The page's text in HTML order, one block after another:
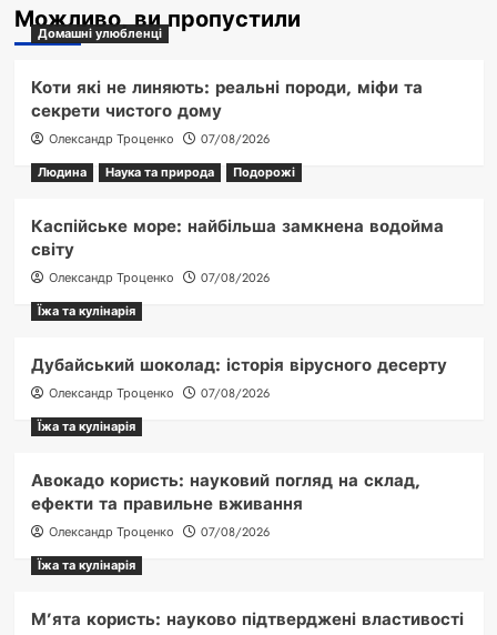
Можливо, ви пропустили
Домашні улюбленці
Коти які не линяють: реальні породи, міфи та
секрети чистого дому
Олександр Троценко
07/08/2026
Людина
Наука та природа Подорожі
Каспійське море: найбільша замкнена водойма
світу
Олександр Троценко
07/08/2026
Їжа та кулінарія
Дубайський шоколад: історія вірусного десерту
Олександр Троценко
07/08/2026
Їжа та кулінарія
Авокадо користь: науковий погляд на склад,
ефекти та правильне вживання
Олександр Троценко
07/08/2026
Їжа та кулінарія
М’ята користь: науково підтверджені властивості